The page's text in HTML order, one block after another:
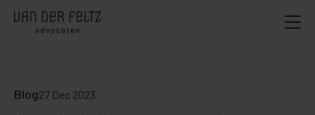
Blog27 Dec 2023